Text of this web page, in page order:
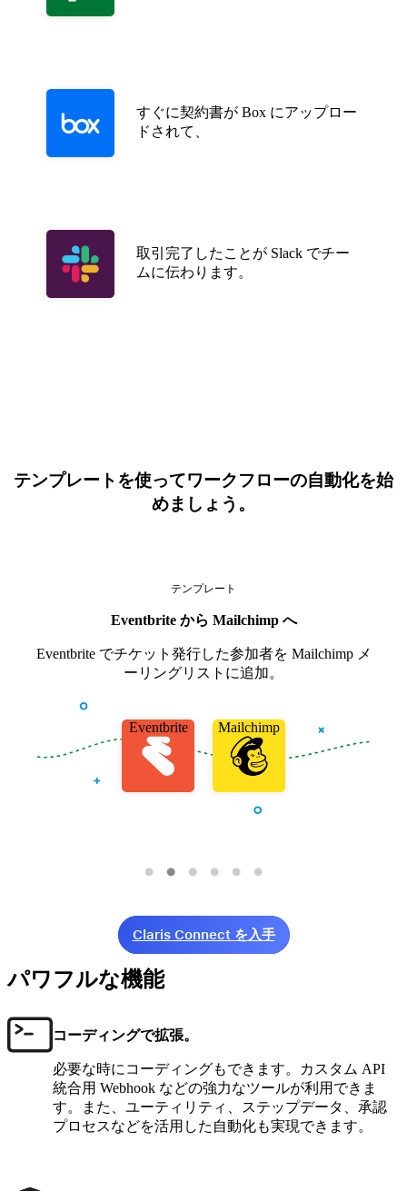
すぐに契約書が Box にアップロー
ドされて、
取引完了したことが Slack でチー
ムに伝わります。
テンプレートを使ってワークフローの自動化を始
めましょう。
テンプレート
Eventbrite から Mailchimp へ
Eventbrite でチケット発行した参加者を Mailchimp メ
ーリングリストに追加。
Eventbrite Mailchimp
Claris Connect を入手
パワフルな機能
コーディングで拡張。
必要な時にコーディングもできます。カスタム API
統合用 Webhook などの強力なツールが利用できま
す。また、ユーティリティ、ステップデータ、承認
プロセスなどを活用した自動化も実現できます。